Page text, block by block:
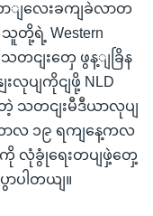
ျလေးခကျခဲလာတ
တို့ရဲ့ Western
သတငျးတှေ ဖွန့ျခြိန
လုပျကိုငျဖို့ NLD
တဲ့ သတငျးမီဒီယာလုပျ
ဘာလ ၁၉ ရကျနေ့ကလ
ာကို လုံခွုံရေးတပျဖှဲ့တှေ့
ပါတယျ။